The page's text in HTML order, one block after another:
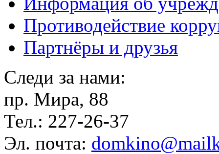
Противодействие
Партнёры и друзья
Следи за нами:
пр. Мира, 88
Тел.: 227-26-37
Эл. почта: